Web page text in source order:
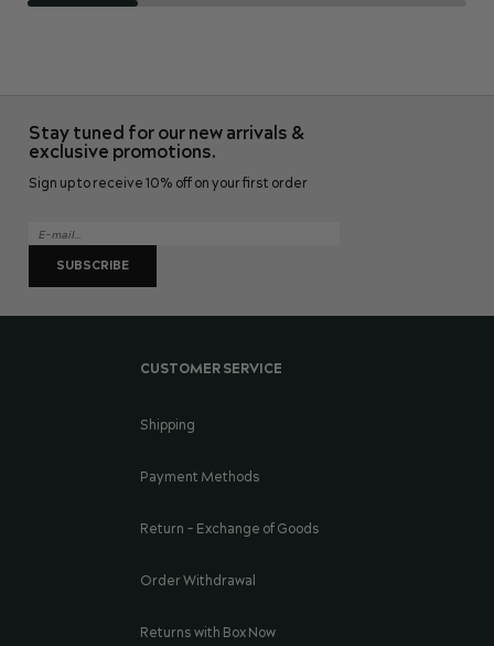
CUSTOMER SERVICE
Shipping
Payment Methods
Return - Exchange of Goods
Order Withdrawal
Returns with Box Now
Stay tuned for our new arrivals &
exclusive promotions.
Sign up to receive 10% off on your first order
SUBSCRIBE